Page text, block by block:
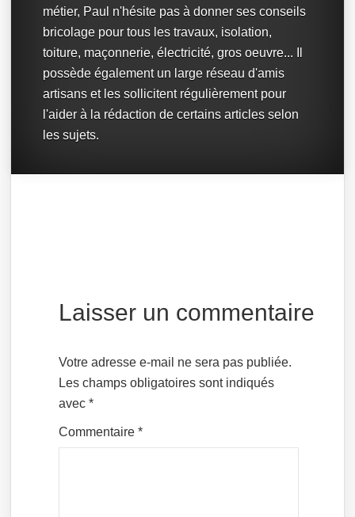
métier, Paul n'hésite pas à donner ses conseils
bricolage pour tous les travaux, isolation,
toiture, maçonnerie, électricité, gros oeuvre... Il
possède également un large réseau d'amis
artisans et les sollicitent régulièrement pour
l'aider à la rédaction de certains articles selon
les sujets.
Laisser un commentaire
Votre adresse e-mail ne sera pas publiée.
Les champs obligatoires sont indiqués
avec*
Commentaire*